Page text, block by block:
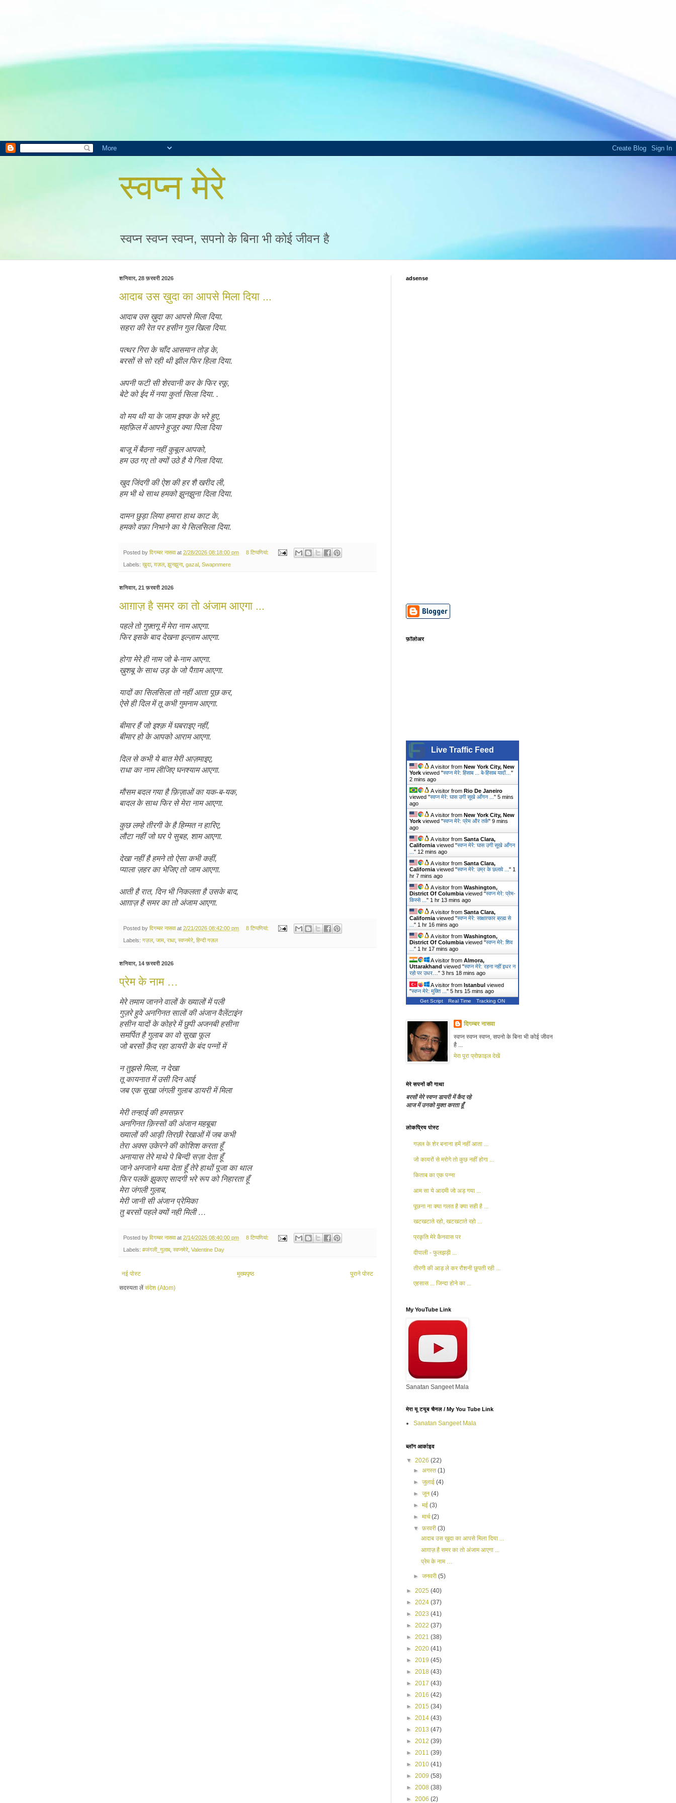
स्वप्न मेरे
स्वप्न स्वप्न स्वप्न, सपनो के बिना भी कोई जीवन है
शनिवार, 28 फ़रवरी 2026
आदाब उस ख़ुदा का आपसे मिला दिया ...
आदाब उस ख़ुदा का आपसे मिला दिया.
सहरा की रेत पर हसीन गुल खिला दिया.
पत्थर गिरा के चाँद आसमान तोड़ के,
बरसों से सो रही थी झील फिर हिला दिया.
अपनी फटी सी शेरवानी कर के फिर रफू,
बेटे को ईद में नया कुर्ता सिला दिया. .
वो मय थी या के जाम इश्क के भरे हुए,
महफ़िल में आपने हुजूर क्या पिला दिया
बाजू में बैठना नहीं कुबूल आपको,
हम उठ गए तो क्यों उठे है ये गिला दिया.
खुद जिंदगी की ऐश की हर शै खरीद ली,
हम भी थे साथ हमको झुनझुना दिला दिया.
दामन छुड़ा लिया हमारा हाथ काट के,
हमको वफ़ा निभाने का ये सिलसिला दिया.
Posted by दिगम्बर नासवा at 2/28/2026 08:18:00 pm 8 टिप्‍पणियां:
Labels: ख़ुदा, ग़ज़ल, झुनझुना, gazal Swapnmere
शनिवार, 21 फ़रवरी 2026
आग़ाज़ है समर का तो अंजाम आएगा ...
पहले तो गुफ़्तगू में मेरा नाम आएगा.
फिर इसके बाद देखना इल्ज़ाम आएगा.
होगा मेरे ही नाम जो बे-नाम आएगा.
ख़ुशबू के साथ उड़ के जो पैग़ाम आएगा.
यादों का सिलसिला तो नहीं आता पूछ कर,
ऐसे ही दिल में तू कभी गुमनाम आएगा.
बीमार हैं जो इश्क़ में घबराइए नहीं,
बीमार हो के आपको आराम आएगा.
दिल से कभी ये बात मेरी आज़माइए,
राधा का नाम लीजिए घनश्याम आएगा.
मौसम बदल गया है फ़िज़ाओं का यक-ब-यक,
बादल के साथ फिर से मेरा नाम आएगा.
कुछ लम्हे तीरगी के है हिम्मत न हारिए,
लौटा नहीं जो घर पे सुबह, शाम आएगा.
देखा नहीं है हमने तो ऐसा कभी कहीं,
प्याला ज़हर का भेजिए तो जाम आएगा.
आती है रात, दिन भी निकलता है उसके बाद,
आग़ाज़ है समर का तो अंजाम आएगा.
Posted by दिगम्बर नासवा at 2/21/2026 08:42:00 pm 8 टिप्‍पणियां:
Labels: गज़ल, जाम राधा, स्वप्नमेरे हिन्दी गज़ल
शनिवार, 14 फ़रवरी 2026
प्रेम के नाम …
मेरे तमाम जानने वालों के ख्यालों में पली
गुज़रे हुवे अनगिनत सालों की अंजान वैलेंटाइंन
हसीन यादों के कोहरे में छुपी अजनबी हसीना
समर्पित है गुलाब का वो सूखा फूल
जो बरसों क़ैद रहा डायरी के बंद पन्नों में
न तुझसे मिला, न देखा
तू कायनात में उसी दिन आई
जब एक सूखा जंगली गुलाब डायरी में मिला
मेरी तन्हाई की हमसफ़र
अनगिनत क़िस्सों की अंजान महबूबा
ख्यालों की आड़ी तिरछी रेखाओं में जब कभी
तेरा अक्स उकेरने की कोशिश करता हूँ
अनायास तेरे माथे पे बिन्दी सज़ा देता हूँ
जाने अनजाने थमा देता हूँ तेरे हाथों पूजा का थाल
फिर पलकें झुकाए सादगी भरे रूप को निहारता हूँ
मेरा जंगली गुलाब,
मेरी जानी सी अंजान प्रेमिका
तु बरसों पहले क्यों नही मिली …
Posted by दिगम्बर नासवा at 2/14/2026 08:40:00 pm 8 टिप्‍पणियां:
Labels: #जंगली_गुलाब, स्वप्नमेरे Valentine Day
नई पोस्ट पुराने पोस्ट
मुख्यपृष्ठ
सदस्यता लें संदेश (Atom)
adsense
फ़ॉलोअर
Live Traffic Feed
A visitor from New York City, New
York viewed "स्वप्न मेरे: हिसाब ... बे-हिसाब यादों… "
2 mins ago
A visitor from Rio De Janeiro
viewed "स्वप्न मेरे: घास उगी सूखे आँगन ... " 5 mins
ago
A visitor from New York City, New
York viewed "स्वप्न मेरे: प्रेम और तर्क" 9 mins
ago
A visitor from Santa Clara,
California viewed "स्वप्न मेरे: घास उगी सूखे आँगन
" 12 mins ago
A visitor from Santa Clara,
California viewed "स्वप्न मेरे: उम्र के छलावे ... " 1
hr 7 mins ago
A visitor from Washington,
District Of Columbia viewed "स्वप्न मेरे: प्रेम-
किस्से ... " 1 hr 13 mins ago
A visitor from Santa Clara,
California viewed "स्वप्न मेरे: साक्षात्कार ब्रह्म से
" 1 hr 16 mins ago
A visitor from Washington,
District Of Columbia viewed "स्वप्न मेरे: शिव
" 1 hr 17 mins ago
A visitor from Almora,
Uttarakhand viewed "स्वप्न मेरे: रहना नहीं इधर न
रहो पर उधर… " 3 hrs 18 mins ago
A visitor from Istanbul viewed
"स्वप्न मेरे: मुक्ति ... " 5 hrs 15 mins ago
Get Script Real Time Tracking ON
दिगम्बर नासवा
स्वप्न स्वप्न स्वप्न, सपनो के बिना भी कोई जीवन
है ...
मेरा पूरा प्रोफ़ाइल देखें
मेरे सपनों की गाथा
बरसों मेरे स्वप्न डायरी में कैद रहे
आज में उनको मुक्त करता हूँ
लोकप्रिय पोस्ट
गज़ल के शेर बनाना हमें नहीं आता ...
जो कायरों से मरोगे तो कुछ नहीं होगा ...
किताब का एक पन्ना
आम सा ये आदमी जो अड़ गया ...
पूछना ना क्या गलत है क्या सही है ...
खटखटाते रहो, खटखटाते रहो ...
प्रकृति मेरे कैनवास पर
दीपाली - फुलझड़ी ...
तीरगी की आड़ ले कर रौशनी छुपती रही ...
एहसास ... जिन्दा होने का ...
My YouTube Link
Sanatan Sangeet Mala
मेरा यू टयूब चैनल / My You Tube Link
Sanatan Sangeet Mala
ब्लॉग आर्काइव
▼ 2026 (22)
►अगस्त(1)
►जुलाई(4)
►जून(4)
►मई(3)
►मार्च(2)
▼फ़रवरी(3)
आदाब उस ख़ुदा का आपसे मिला दिया ...
आग़ाज़ है समर का तो अंजाम आएगा ...
प्रेम के नाम …
►जनवरी(5)
► 2025 (40)
► 2024 (37)
► 2023 (41)
► 2022 (37)
► 2021 (38)
► 2020 (41)
► 2019 (45)
► 2018 (43)
► 2017 (43)
► 2016 (42)
► 2015 (34)
► 2014 (43)
► 2013 (47)
► 2012 (39)
► 2011 (39)
► 2010 (41)
► 2009 (58)
► 2008 (38)
► 2006 (2)